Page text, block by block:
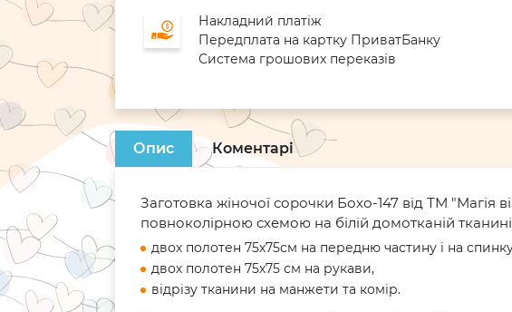
Накладний платіж
Передплата на картку ПриватБанку
Система грошових переказів
Опис Коментарі
Заготовка жіночої сорочки Бохо-147 від ТМ
повноколірною схемою на білій домотканій
двох полотен 75х75см на передню частину і на
двох полотен 75х75 см на рукави,
відрізу тканини на манжети та комір.